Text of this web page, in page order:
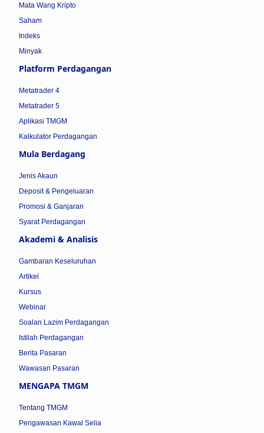
Mata Wang Kripto
Saham
Indeks
Minyak
Platform Perdagangan
Metatrader 4
Metatrader 5
Aplikasi TMGM
Kalkulator Perdagangan
Mula Berdagang
Jenis Akaun
Deposit & Pengeluaran
Promosi & Ganjaran
Syarat Perdagangan
Akademi & Analisis
Gambaran Keseluruhan
Artikel
Kursus
Webinar
Soalan Lazim Perdagangan
Istilah Perdagangan
Berita Pasaran
Wawasan Pasaran
MENGAPA TMGM
Tentang TMGM
Pengawasan Kawal Selia